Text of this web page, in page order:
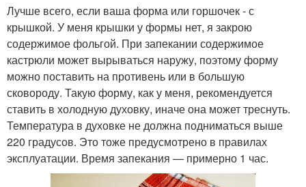
Лучше всего, если ваша форма или горшочек - с
крышкой. У меня крышки у формы нет, я закрою
содержимое фольгой. При запекании содержимое
кастрюли может вырываться наружу, поэтому форму
можно поставить на противень или в большую
сковороду. Такую форму, как у меня, рекомендуется
ставить в холодную духовку, иначе она может треснуть.
Температура в духовке не должна подниматься выше
220 градусов. Это тоже предусмотрено в правилах
эксплуатации. Время запекания — примерно 1 час.